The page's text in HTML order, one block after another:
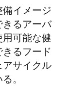
イメージ
きるアーバ
用可能な健
るフード
アサイクル
。